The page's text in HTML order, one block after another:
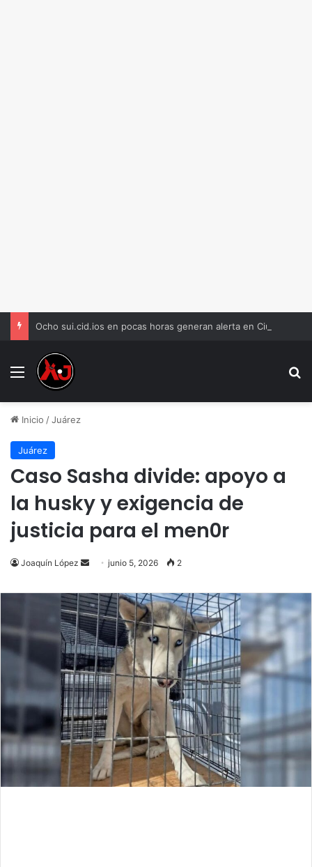
Menu
Inicio /Juárez
Juárez
Caso Sasha divide: apoyo a
la husky y exigencia de
justicia para el men0r
Joaquín López
Send
email
junio 5, 2026 2